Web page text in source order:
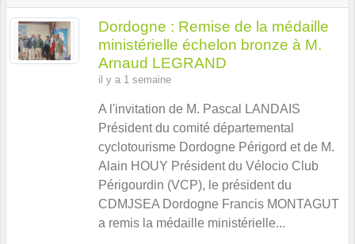
Dordogne : Remise de la médaille
ministérielle échelon bronze à M.
Arnaud LEGRAND
il y a 1 semaine
A l'invitation de M. Pascal LANDAIS
Président du comité départemental
cyclotourisme Dordogne Périgord et de M.
Alain HOUY Président du Vélocio Club
Périgourdin (VCP), le président du
CDMJSEA Dordogne Francis MONTAGUT
a remis la médaille ministérielle...